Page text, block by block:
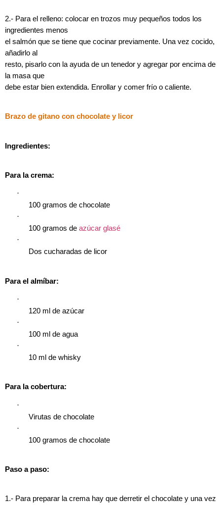
2.- Para el relleno: colocar en trozos muy pequeños todos los
ingredientes menos
el salmón que se tiene que cocinar previamente. Una vez cocido,
añadirlo al
resto, pisarlo con la ayuda de un tenedor y agregar por encima de
la masa que
debe estar bien extendida. Enrollar y comer frío o caliente.
Brazo de gitano con chocolate y licor
Ingredientes:
Para la crema:
·
100 gramos de chocolate
·
100 gramos de azúcar glasé
·
Dos cucharadas de licor
Para el almíbar:
·
120 ml de azúcar
·
100 ml de agua
·
10 ml de whisky
Para la cobertura:
·
Virutas de chocolate
·
100 gramos de chocolate
Paso a paso:
1.- Para preparar la crema hay que derretir el chocolate y una vez